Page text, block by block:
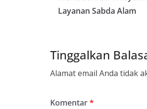
Layanan Sabda Alam
Tinggalkan
Alamat email Anda tidak
Komentar*